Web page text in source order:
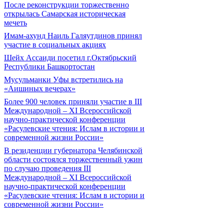
После реконструкции торжественно
открылась Самарская историческая
мечеть
Имам-ахунд Наиль Галяутдинов принял
участие в социальных акциях
Шейх Ассаиди посетил г.Октябрьский
Республики Башкортостан
Мусульманки Уфы встретились на
«Аишиных вечерах»
Более 900 человек приняли участие в III
Международной – XI Всероссийской
научно-практической конференции
«Расулевские чтения: Ислам в истории и
современной жизни России»
В резиденции губернатора Челябинской
области состоялся торжественный ужин
по случаю проведения III
Международной – XI Всероссийской
научно-практической конференции
«Расулевские чтения: Ислам в истории и
современной жизни России»